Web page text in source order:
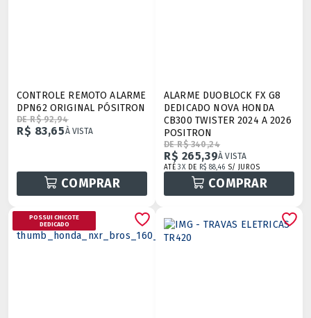
CONTROLE REMOTO ALARME
DPN62 ORIGINAL PÓSITRON
DE R$ 92,94
R$ 83,65À VISTA
COMPRAR
ALARME DUOBLOCK FX G8
DEDICADO NOVA HONDA
CB300 TWISTER 2024 A 2026
POSITRON
DE R$ 340,24
R$ 265,39À VISTA
ATÉ3XDE R$ 88,46 S/ JUROS
COMPRAR
POSSUI CHICOTE
DEDICADO